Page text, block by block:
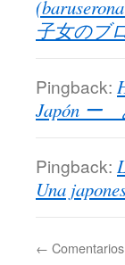
子女のブ
Pingback:
Japón ー
Pingback:
Una
←